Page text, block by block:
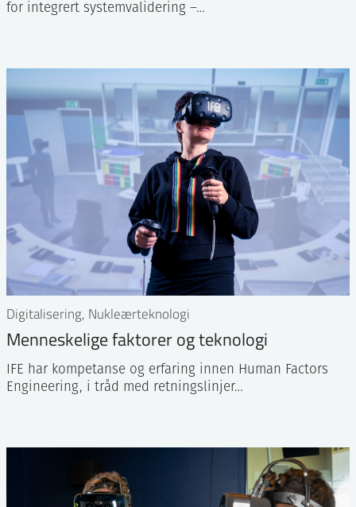
for integrert systemvalidering –…
Digitalisering, Nukleærteknologi
Menneskelige faktorer og teknologi
IFE har kompetanse og erfaring innen Human Factors
Engineering, i tråd med retningslinjer…